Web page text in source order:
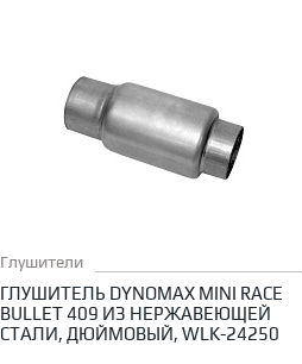
Глушители
ГЛУШИТЕЛЬ DYNOMAX MINI RACE
BULLET 409 ИЗ НЕРЖАВЕЮЩЕЙ
СТАЛИ, ДЮЙМОВЫЙ, WLK-24250